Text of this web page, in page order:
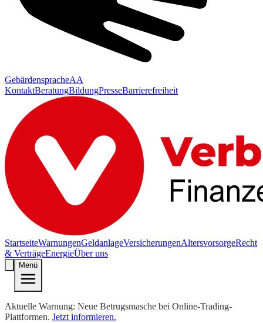
GebärdenspracheAA
KontaktBeratungBildungPresseBarrierefreiheit
StartseiteWarnungenGeldanlageVersicherungenAltersvorsorgeRecht
& VerträgeEnergieÜber uns
Menü
Aktuelle Warnung: Neue Betrugsmasche bei Online-Trading-
Plattformen. Jetzt informieren.